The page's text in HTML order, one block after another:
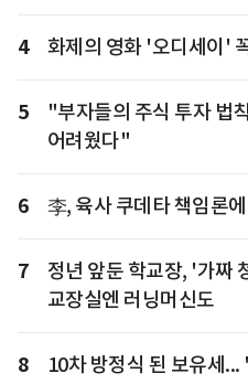
4 화제의 영화 '오디세이'
5
"부자들의 주식 투자 법
어려웠다"
6 李, 육사 쿠데타 책임론
7
정년 앞둔 학교장, '가짜
교장실엔 러닝머신도
8 10차 방정식 된 보유세